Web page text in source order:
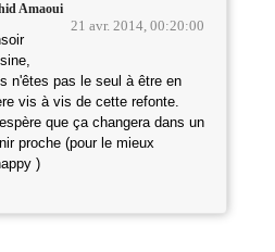
Amaoui
21 avr. 2014, 00:20:00
n'êtes pas le seul à être en
vis à vis de cette refonte.
que ça changera dans un
proche (pour le mieux
)